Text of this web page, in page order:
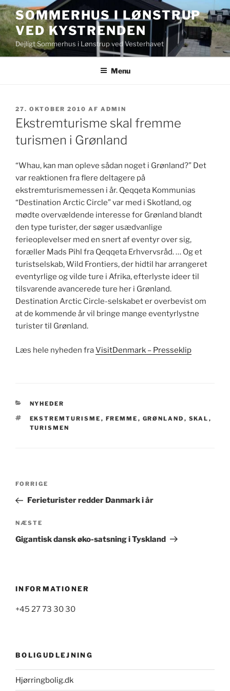
Videre
til
indhold
SOMMERHUS I LØNSTRUP
VED KYSTRENDEN
Dejligt Sommerhus i Lønstrup ved Vesterhavet
Menu
UDGIVET
DEN
27. OKTOBER 2010 AF ADMIN
Ekstremturisme skal fremme
turismen i Grønland
“Whau, kan man opleve sådan noget i Grønland?” Det
var reaktionen fra flere deltagere på
ekstremturismemessen i år. Qeqqeta Kommunias
“Destination Arctic Circle” var med i Skotland, og
mødte overvældende interesse for Grønland blandt
den type turister, der søger usædvanlige
ferieoplevelser med en snert af eventyr over sig,
foræller Mads Pihl fra Qeqqeta Erhvervsråd. … Og et
turistselskab, Wild Frontiers, der hidtil har arrangeret
eventyrlige og vilde ture i Afrika, efterlyste ideer til
tilsvarende avancerede ture her i Grønland.
Destination Arctic Circle-selskabet er overbevist om
at de kommende år vil bringe mange eventyrlystne
turister til Grønland.
Læs hele nyheden fraVisitDenmark – Presseklip
KATEGORIER
NYHEDER
TAGS
EKSTREMTURISME , FREMME , GRØNLAND , SKAL ,
TURISMEN
Indlægsnavigation
Forrige
indlæg
FORRIGE
Ferieturister redder Danmark i år
Næste
indlæg
NÆSTE
Gigantisk dansk øko-satsning i Tyskland
INFORMATIONER
+45 27 73 30 30
BOLIGUDLEJNING
Hjørringbolig.dk